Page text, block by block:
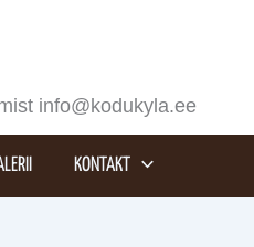
info@kodukyla.ee
KONTAKT